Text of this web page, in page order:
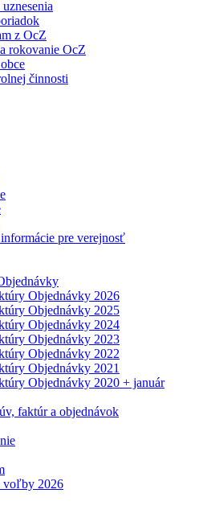
z OcZ
rokovanie OcZ
činnosti
pre verejnosť
Objednávky 2026
Objednávky 2025
Objednávky 2024
Objednávky 2023
Objednávky 2022
Objednávky 2021
Objednávky 2020 + január
faktúr a objednávok
voľby 2026